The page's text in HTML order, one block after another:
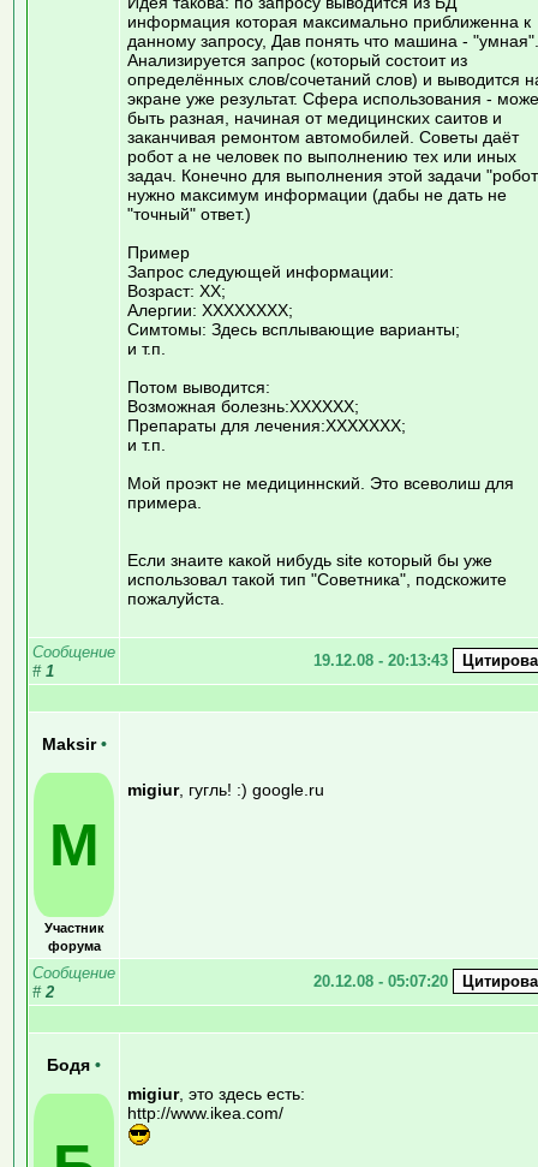
информация которая максимально приближенна к
данному запросу, Дав понять что машина - "умная".
Анализируется запрос (который состоит из
определённых слов/сочетаний слов) и выводится
экране уже результат. Сфера использования -
быть разная, начиная от медицинских саитов и
заканчивая ремонтом автомобилей. Советы даёт
робот а не человек по выполнению тех или иных
задач. Конечно для выполнения этой задачи
нужно максимум информации (дабы не дать не
"точный" ответ.)
Пример
Запрос следующей информации:
Возраст: ХХ;
Алергии: ХХХХХХХХ;
Симтомы: Здесь всплывающие варианты;
и т.п.
Потом выводится:
Возможная болезнь:ХХХХХХ;
Препараты для лечения:ХХХХХХХ;
и т.п.
Мой проэкт не медициннский. Это всеволиш для
примера.
Если знаите какой нибудь site который бы уже
использовал такой тип "Советника", подскожите
пожалуйста.
Сообщение
# 1
19.12.08 - 20:13:43
Maksir •
M
Участник
форума
migiur, гугль! :) google.ru
Сообщение
# 2
20.12.08 - 05:07:20
Бодя •
migiur, это здесь есть:
http://www.ikea.com/